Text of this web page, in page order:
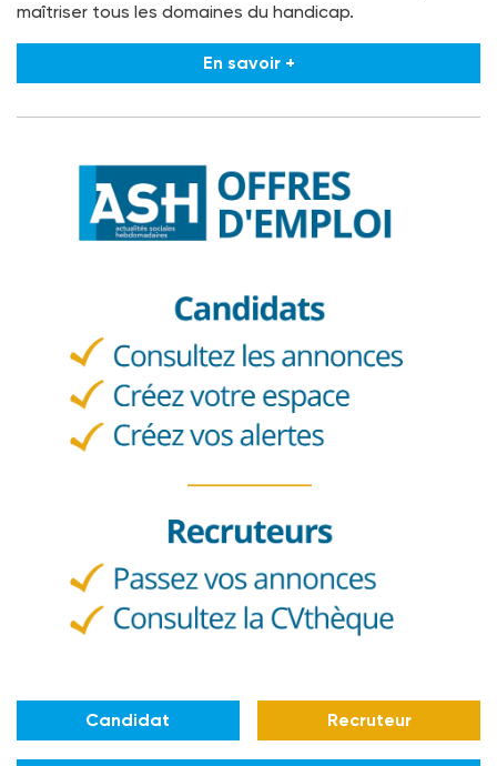
maîtriser tous les domaines du handicap.
En savoir +
Candidat Recruteur